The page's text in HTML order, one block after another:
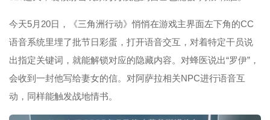
今天5月20日，《三角洲行动》悄悄在游戏主界面左下角的CC
语音系统里埋了批节日彩蛋，打开语音交互，对着特定干员说
出指定关键词，就能解锁对应的隐藏内容。对蜂医说出“罗伊”，
会收到一封他写给妻女的信。对阿萨拉相关NPC进行语音互
动，同样能触发战地情书。